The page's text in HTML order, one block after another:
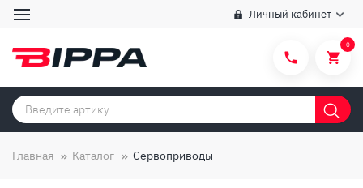
Личный кабинет
Категории товаров
0
Главная Каталог Сервоприводы